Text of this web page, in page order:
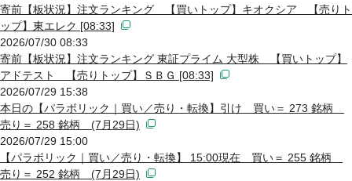
寄前【板状況】注文ランキング 【買いトップ】キオクシア 【売りト
ップ】東エレク [08:33]
2026/07/30 08:33
寄前【板状況】注文ランキング 東証プライム 大型株 【買いトップ】
アドテスト 【売りトップ】ＳＢＧ [08:33]
2026/07/29 15:38
本日の【パラボリック｜買い／売り・転換】引け 買い＝ 273 銘柄
売り＝ 258 銘柄 (7月29日)
2026/07/29 15:00
【パラボリック｜買い／売り・転換】 15:00現在 買い＝ 255 銘柄
売り＝ 252 銘柄 (7月29日)